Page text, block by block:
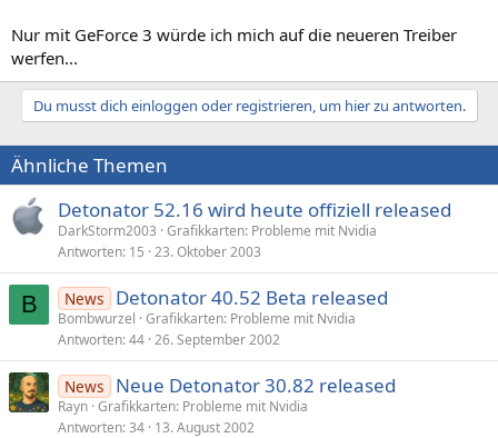
Nur mit GeForce 3 würde ich mich auf die neueren Treiber
werfen...
Du musst dich einloggen oder registrieren, um hier zu antworten.
Ähnliche Themen
Detonator 52.16 wird heute offiziell released
DarkStorm2003 Grafikkarten: Probleme mit Nvidia
Antworten 15 23. Oktober 2003
B News Detonator 40.52 Beta released
Bombwurzel Grafikkarten: Probleme mit Nvidia
Antworten 44 26. September 2002
News Neue Detonator 30.82 released
Rayn Grafikkarten: Probleme mit Nvidia
Antworten 34 13. August 2002